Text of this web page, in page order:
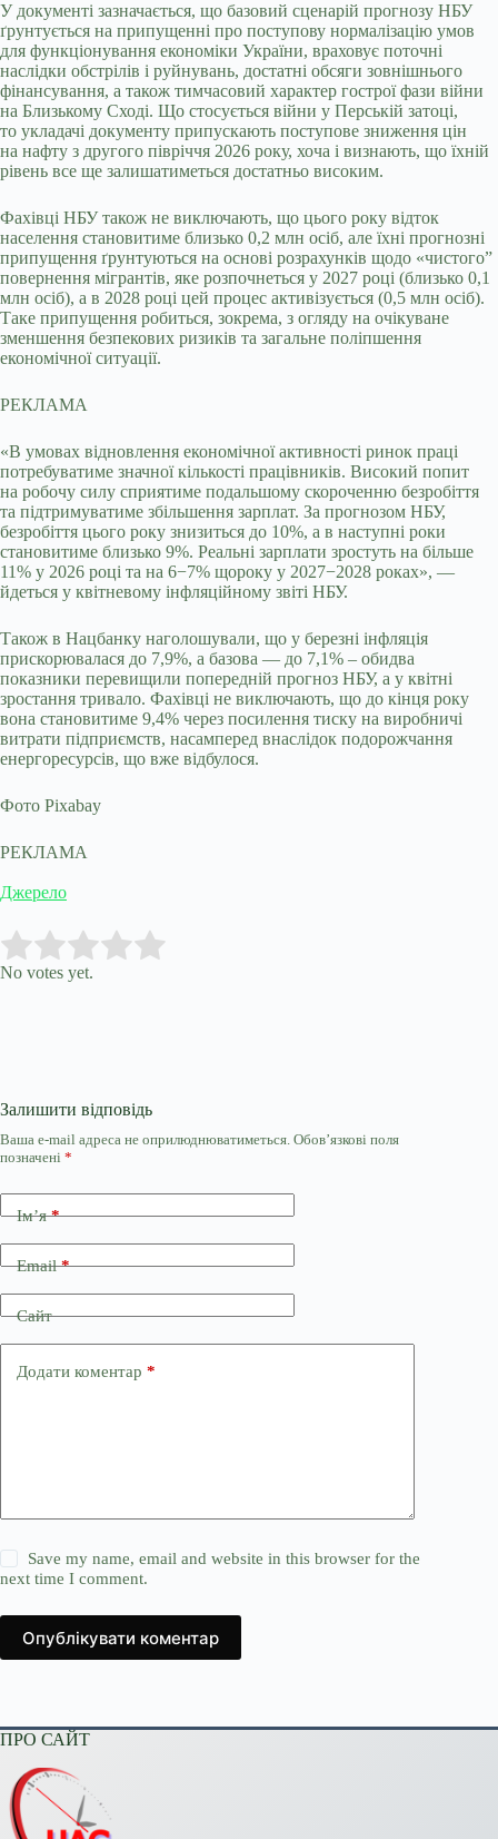
У документі зазначається, що базовий сценарій прогнозу НБУ
ґрунтується на припущенні про поступову нормалізацію умов
для функціонування економіки України, враховує поточні
наслідки обстрілів і руйнувань, достатні обсяги зовнішнього
фінансування, а також тимчасовий характер гострої фази війни
на Близькому Сході. Що стосується війни у Перській затоці,
то укладачі документу припускають поступове зниження цін
на нафту з другого півріччя 2026 року, хоча і визнають, що їхній
рівень все ще залишатиметься достатньо високим.
Фахівці НБУ також не виключають, що цього року відток
населення становитиме близько 0,2 млн осіб, але їхні прогнозні
припущення ґрунтуються на основі розрахунків щодо «чистогоˮ
повернення мігрантів, яке розпочнеться у 2027 році (близько 0,1
млн осіб), а в 2028 році цей процес активізується (0,5 млн осіб).
Таке припущення робиться, зокрема, з огляду на очікуване
зменшення безпекових ризиків та загальне поліпшення
економічної ситуації.
РЕКЛАМА
«В умовах відновлення економічної активності ринок праці
потребуватиме значної кількості працівників. Високий попит
на робочу силу сприятиме подальшому скороченню безробіття
та підтримуватиме збільшення зарплат. За прогнозом НБУ,
безробіття цього року знизиться до 10%, а в наступні роки
становитиме близько 9%. Реальні зарплати зростуть на більше
11% у 2026 році та на 6−7% щороку у 2027−2028 роках», —
йдеться у квітневому інфляційному звіті НБУ.
Також в Нацбанку наголошували, що у березні інфляція
прискорювалася до 7,9%, а базова — до 7,1% – обидва
показники перевищили попередній прогноз НБУ, а у квітні
зростання тривало. Фахівці не виключають, що до кінця року
вона становитиме 9,4% через посилення тиску на виробничі
витрати підприємств, насамперед внаслідок подорожчання
енергоресурсів, що вже відбулося.
Фото Pixabay
РЕКЛАМА
Джерело
Rate this item:
No votes yet.
Залишити відповідь
Ваша e-mail адреса не оприлюднюватиметься. Обов’язкові поля
позначені *
Ім’я*
Email*
Сайт
Додати коментар *
Save my name, email and website in this browser for the
next time I comment.
Опублікувати коментар
ПРО САЙТ